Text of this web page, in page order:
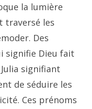
la lumière
traversé les
Des
signifie Dieu fait
signifiant
de séduire les
Ces prénoms